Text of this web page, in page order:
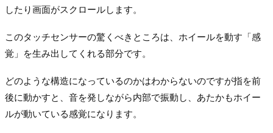
したり画面がスクロールします。
このタッチセンサーの驚くべきところは、ホイールを動す「感
覚」を生み出してくれる部分です。
どのような構造になっているのかはわからないのですが指を前
後に動かすと、音を発しながら内部で振動し、あたかもホイー
ルが動いている感覚になります。